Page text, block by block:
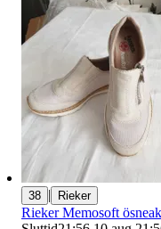
38 | Rieker
Rieker Memosoft